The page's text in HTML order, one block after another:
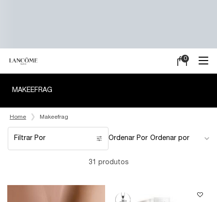
Meu
0
0 product in
MAKEEFRAG
Home Makeefrag
Filtrar Por
Filters menu
Ordenar Por
31 produtos